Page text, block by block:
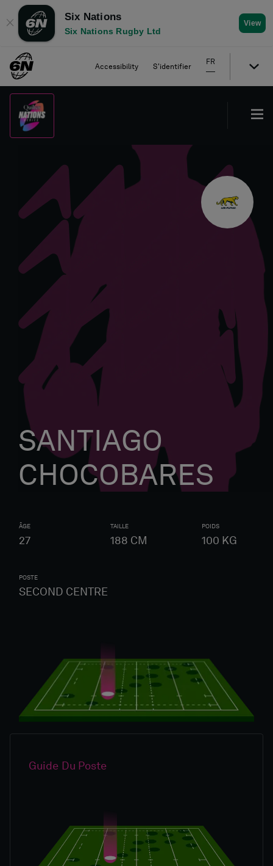
✕
Six Nations
Six Nations Rugby Ltd
View
Accessibility S'identifier
FR
SANTIAGO
CHOCOBARES
ÂGE
27
TAILLE
188 CM
POIDS
100 KG
POSTE
SECOND CENTRE
Guide Du Poste